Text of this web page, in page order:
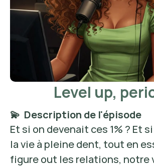
Level up,
💫  Description de l'épisode
Et si on devenait ces 1% ? Et
la vie à pleine dent, tout en
figure out les relations, notre